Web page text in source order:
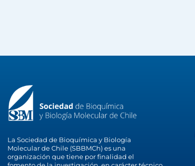
La Sociedad de Bioquímica y Biología
Molecular de Chile (SBBMCh) es una
organización que tiene por finalidad el